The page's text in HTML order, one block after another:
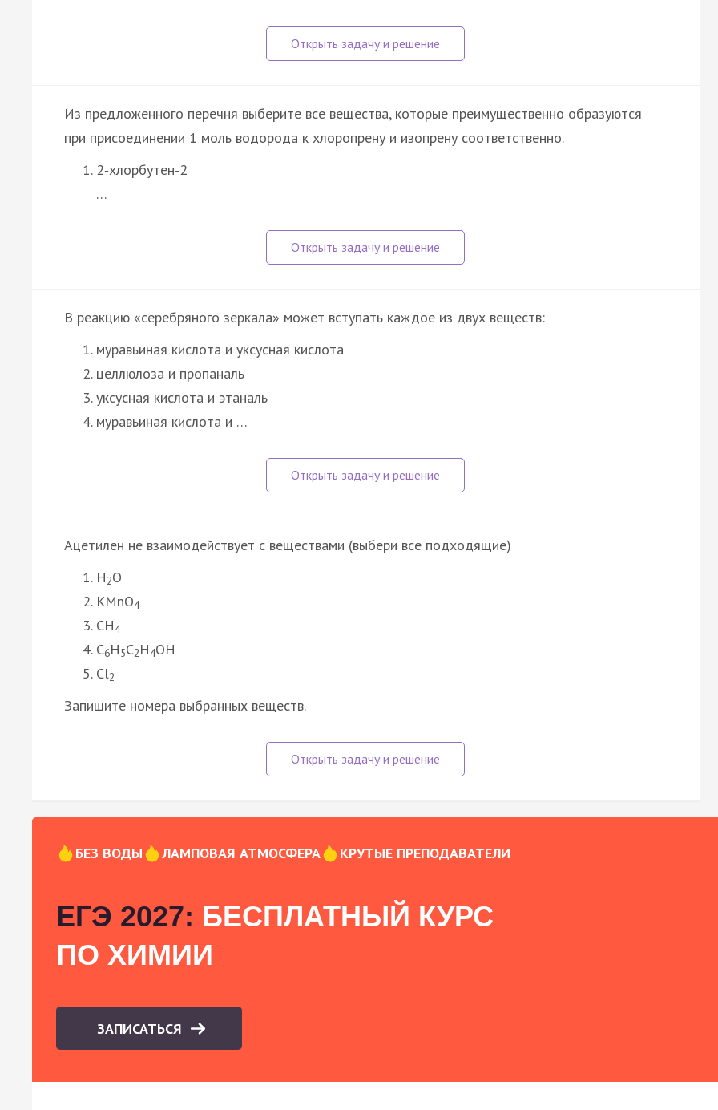
Из предложенного перечня выберите все вещества, которые преимущественно образуются
при присоединении 1 моль водорода к хлоропрену и изопрену соответственно.
2‑хлорбутен‑2
…
В реакцию «серебряного зеркала» может вступать каждое из двух веществ:
муравьиная кислота и уксусная кислота
целлюлоза и пропаналь
уксусная кислота и этаналь
муравьиная кислота и …
Ацетилен не взаимодействует с веществами (выбери все подходящие)
H2O
KMnO4
CH4
C6H5C2H4OH
Cl2
Запишите номера выбранных веществ.
БЕЗ ВОДЫ ЛАМПОВАЯ АТМОСФЕРА КРУТЫЕ ПРЕПОДАВАТЕЛИ
ЕГЭ 2027: БЕСПЛАТНЫЙ КУРС
ПО ХИМИИ
ЗАПИСАТЬСЯ